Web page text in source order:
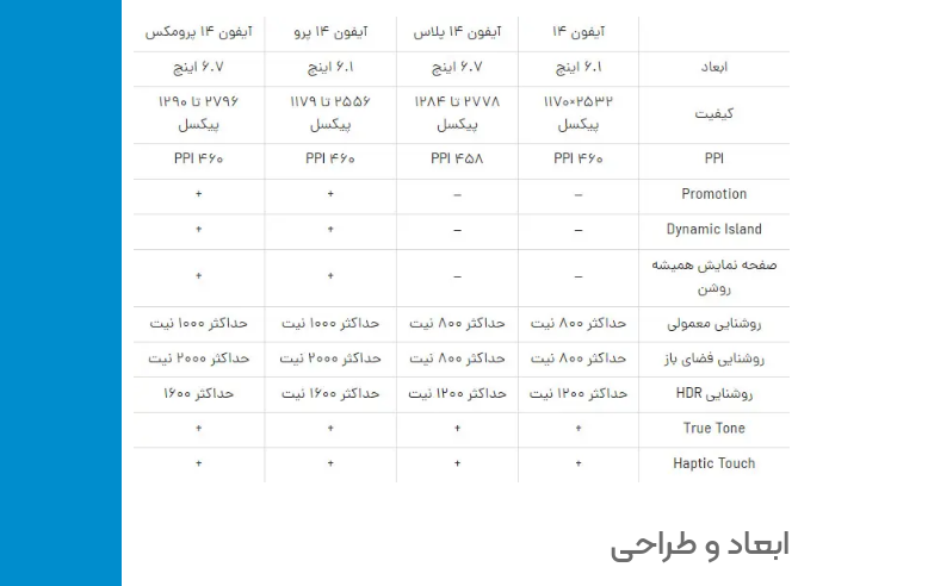
ابعاد و طراحی